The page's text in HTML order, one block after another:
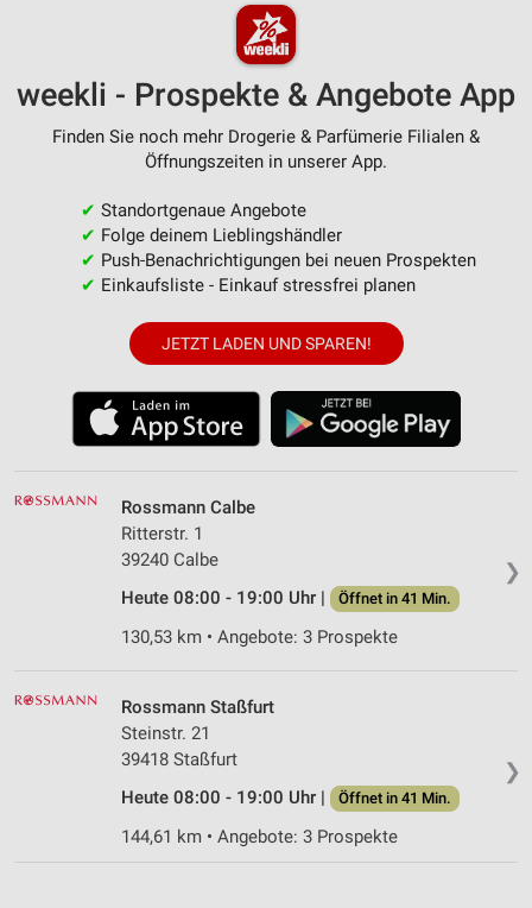
weekli - Prospekte & Angebote App
Finden Sie noch mehr Drogerie & Parfümerie Filialen &
Öffnungszeiten in unserer App.
✔ Standortgenaue Angebote
✔ Folge deinem Lieblingshändler
✔ Push-Benachrichtigungen bei neuen Prospekten
✔ Einkaufsliste - Einkauf stressfrei planen
JETZT LADEN UND SPAREN!
❯
Rossmann Calbe
Ritterstr. 1
39240 Calbe
Heute 08:00 - 19:00 Uhr |
Öffnet in 41 Min.
130,53 km • Angebote: 3 Prospekte
❯
Rossmann Staßfurt
Steinstr. 21
39418 Staßfurt
Heute 08:00 - 19:00 Uhr |
Öffnet in 41 Min.
144,61 km • Angebote: 3 Prospekte